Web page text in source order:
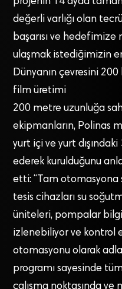
değerli varlığı olan
başarısı ve hedefimize
ulaşmak istediğimizin
Dünyanın çevresini
film üretimi
200 metre uzunluğa
ekipmanların, Polinas
yurt içi ve yurt
ederek kurulduğunu
etti: “Tam otomasyona
tesis cihazları su
üniteleri, pompalar
izlenebiliyor ve kontrol
otomasyonu olarak
programı sayesinde
çalışma noktasında